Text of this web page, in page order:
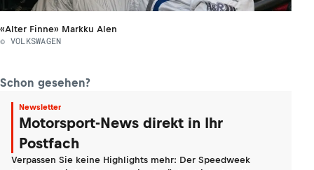
«Alter Finne» Markku Alen
© VOLKSWAGEN
Schon gesehen?
Newsletter
Motorsport-News direkt in Ihr
Postfach
Verpassen Sie keine Highlights mehr: Der Speedweek